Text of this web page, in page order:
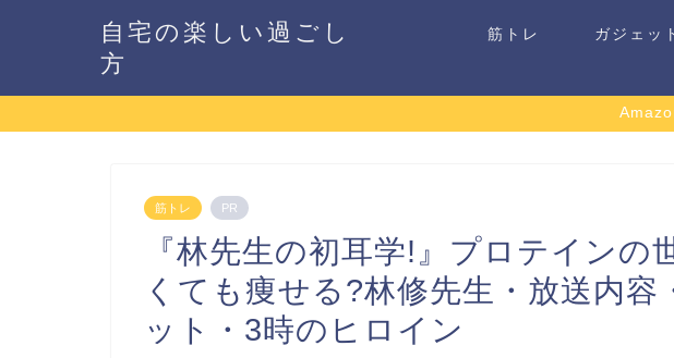
自宅の楽しい過ごし
方
筋トレ ガジェッ
筋トレ PR
『林先生の初耳学!』プロテインの
くても痩せる?林修先生・放送内容
ット・3時のヒロイン